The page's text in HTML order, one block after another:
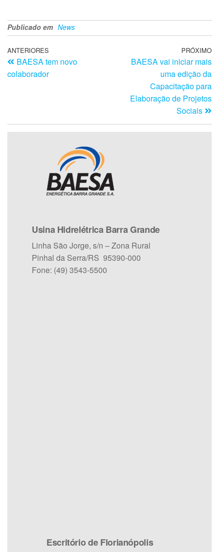
Publicado em News
ANTERIORES
BAESA tem novo
colaborador
PRÓXIMO
BAESA vai iniciar mais
uma edição da
Capacitação para
Elaboração de Projetos
Sociais
Usina Hidrelétrica Barra Grande
Linha São Jorge, s/n – Zona Rural
Pinhal da Serra/RS 95390-000
Fone: (49) 3543-5500
Escritório de Florianópolis